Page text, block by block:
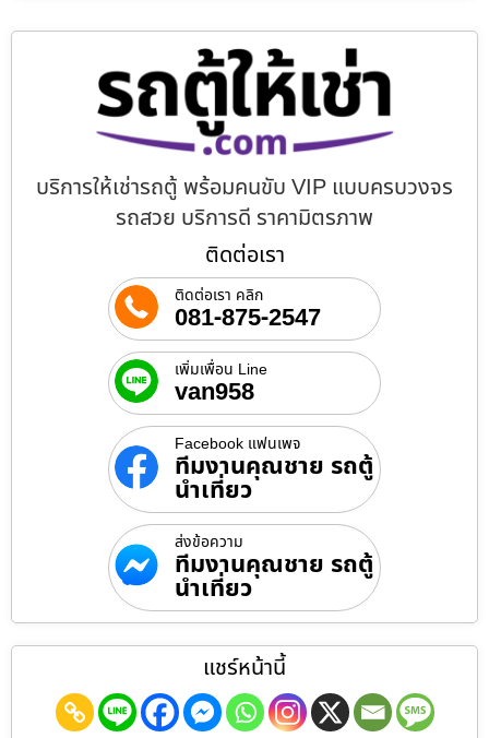
บริการให้เช่ารถตู้ พร้อมคนขับ VIP แบบครบวงจร
รถสวย บริการดี ราคามิตรภาพ
ติดต่อเรา
ติดต่อเรา คลิก
081-875-2547
เพิ่มเพื่อน Line
van958
Facebook แฟนเพจ
ทีมงานคุณชาย รถตู้
นำเที่ยว
ส่งข้อความ
ทีมงานคุณชาย รถตู้
นำเที่ยว
แชร์หน้านี้